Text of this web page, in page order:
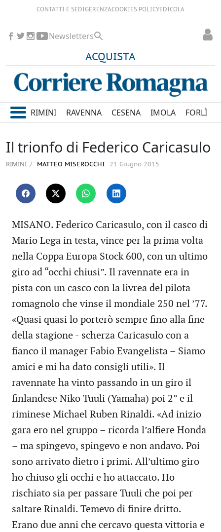
CONTATTI E SEDIGERENZACOOKIES POLICYEDICOLA
ACQUISTA
Newsletters
RIMINI RAVENNA CESENA IMOLA FORLÌ
Il trionfo di Federico Caricasulo
RIMINI MATTEO MISEROCCHI 21 Giugno 2015
MISANO. Federico Caricasulo, con il casco di
Mario Lega in testa, vince per la prima volta
nella Coppa Europa Stock 600, con un ultimo
giro ad “occhi chiusi”. Il ravennate era in
pista con un casco con la livrea del pilota
romagnolo che vinse il mondiale 250 nel ’77.
«Quasi quasi lo porterò sempre fino alla fine
della stagione - scherza Caricasulo con a
fianco il manager Fabio Evangelista – Siamo
amici e mi ha dato consigli utili». Il
ravennate ha vinto passando in un giro il
finlandese Niko Tuuli (Yamaha) poi 2° e il
riminese Michael Ruben Rinaldi. «Ad inizio
gara ero nel gruppo – ricorda l’alfiere Honda
– ma spingevo, spingevo e non andavo. Poi
sono arrivato dietro i primi. All’ultimo giro
ho chiuso gli occhi e ho attaccato. Ho
rischiato sia per passare Tuuli che poi per
saltare Rinaldi. Temevo di finire dritto.
Erano due anni che cercavo questa vittoria e